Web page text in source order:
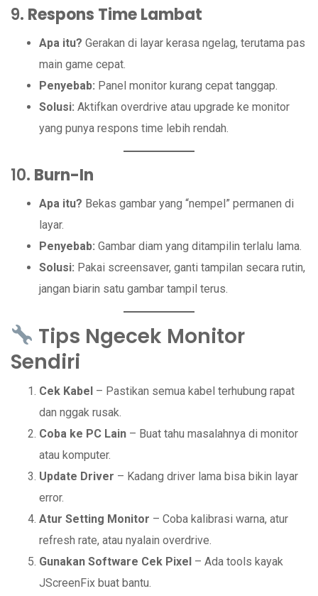
9. Respons Time Lambat
Apa itu? Gerakan di layar kerasa ngelag, terutama pas
main game cepat.
Penyebab: Panel monitor kurang cepat tanggap.
Solusi: Aktifkan overdrive atau upgrade ke monitor
yang punya respons time lebih rendah.
10. Burn-In
Apa itu? Bekas gambar yang “nempel” permanen di
layar.
Penyebab: Gambar diam yang ditampilin terlalu lama.
Solusi: Pakai screensaver, ganti tampilan secara rutin,
jangan biarin satu gambar tampil terus.
Tips Ngecek Monitor
Sendiri
Cek Kabel – Pastikan semua kabel terhubung rapat
dan nggak rusak.
Coba ke PC Lain – Buat tahu masalahnya di monitor
atau komputer.
Update Driver – Kadang driver lama bisa bikin layar
error.
Atur Setting Monitor – Coba kalibrasi warna, atur
refresh rate, atau nyalain overdrive.
Gunakan Software Cek Pixel – Ada tools kayak
JScreenFix buat bantu.